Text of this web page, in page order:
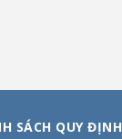
SÁCH QUY ĐỊNH